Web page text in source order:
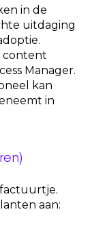
in de
uitdaging
content
Manager.
kan
in
aan: